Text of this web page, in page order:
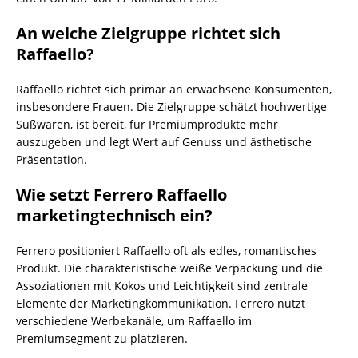
An welche Zielgruppe richtet sich
Raffaello?
Raffaello richtet sich primär an erwachsene Konsumenten,
insbesondere Frauen. Die Zielgruppe schätzt hochwertige
Süßwaren, ist bereit, für Premiumprodukte mehr
auszugeben und legt Wert auf Genuss und ästhetische
Präsentation.
Wie setzt Ferrero Raffaello
marketingtechnisch ein?
Ferrero positioniert Raffaello oft als edles, romantisches
Produkt. Die charakteristische weiße Verpackung und die
Assoziationen mit Kokos und Leichtigkeit sind zentrale
Elemente der Marketingkommunikation. Ferrero nutzt
verschiedene Werbekanäle, um Raffaello im
Premiumsegment zu platzieren.